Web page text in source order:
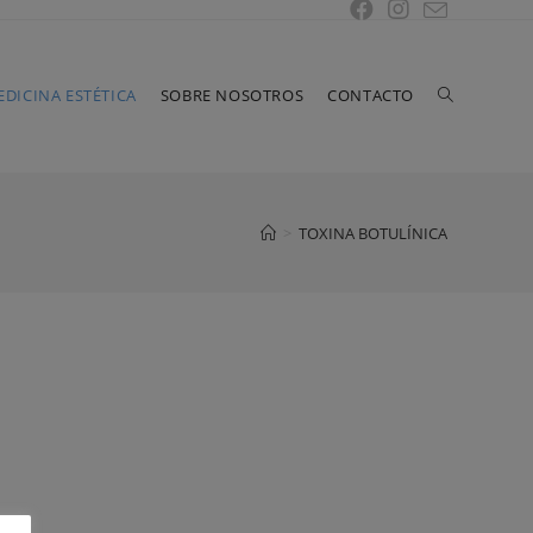
ESTÉTICA SOBRE NOSOTROS CONTACTO
TOXINA BOTULÍNICA